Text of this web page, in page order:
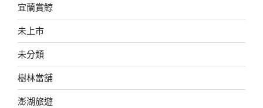
宜蘭賞鯨
未上市
未分類
樹林當舖
澎湖旅遊